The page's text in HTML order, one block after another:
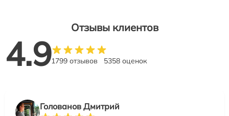
Отзывы клиентов
4.91799 отзывов 5358 оценок
Голованов Дмитрий